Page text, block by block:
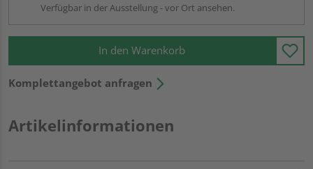
Verfügbar in der Ausstellung - vor Ort ansehen.
In den Warenkorb
Komplettangebot anfragen
Artikelinformationen